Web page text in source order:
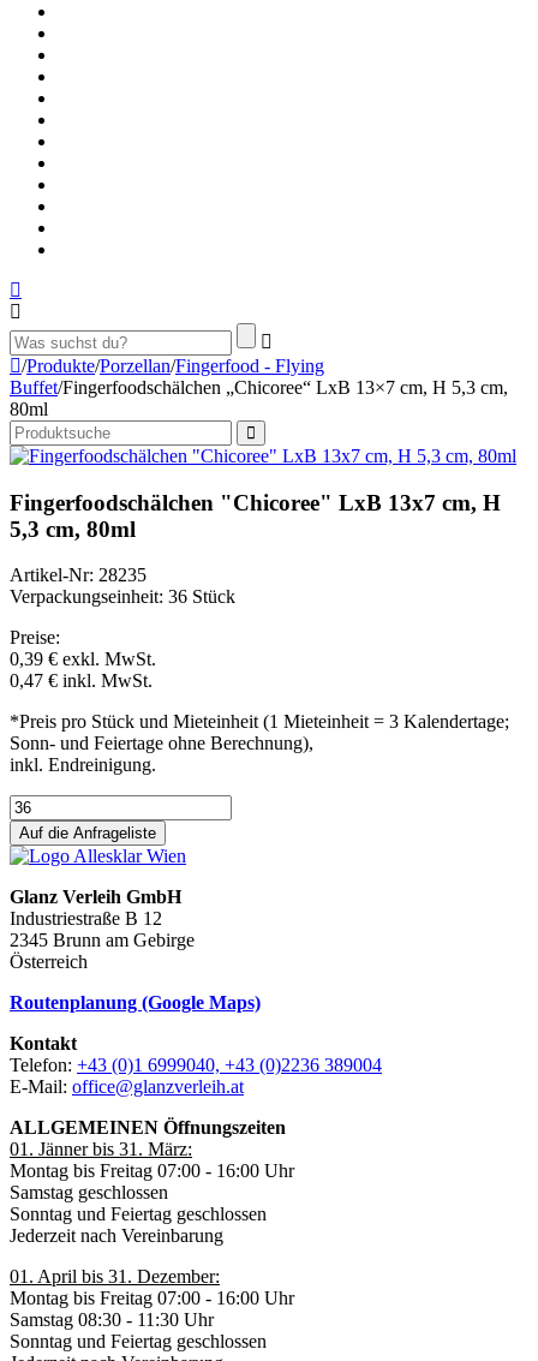
/Produkte/Porzellan/Fingerfood - Flying
Buffet/Fingerfoodschälchen „Chicoree“ LxB 13×7 cm, H 5,3 cm,
80ml
Fingerfoodschälchen "Chicoree" LxB 13x7 cm, H
5,3 cm, 80ml
Artikel-Nr: 28235
Verpackungseinheit: 36 Stück
Preise:
0,39 € exkl. MwSt.
0,47 € inkl. MwSt.
*Preis pro Stück und Mieteinheit (1 Mieteinheit = 3 Kalendertage;
Sonn- und Feiertage ohne Berechnung),
inkl. Endreinigung.
Auf die Anfrageliste
Glanz Verleih GmbH
Industriestraße B 12
2345 Brunn am Gebirge
Österreich
Routenplanung (Google Maps)
Kontakt
Telefon: +43 (0)1 6999040, +43 (0)2236 389004
E-Mail: office@glanzverleih.at
ALLGEMEINEN Öffnungszeiten
01. Jänner bis 31. März:
Montag bis Freitag 07:00 - 16:00 Uhr
Samstag geschlossen
Sonntag und Feiertag geschlossen
Jederzeit nach Vereinbarung
01. April bis 31. Dezember:
Montag bis Freitag 07:00 - 16:00 Uhr
Samstag 08:30 - 11:30 Uhr
Sonntag und Feiertag geschlossen